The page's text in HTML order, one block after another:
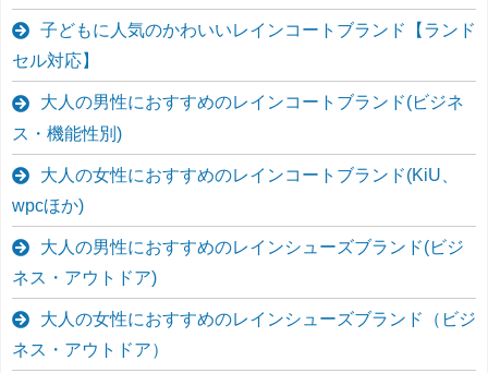
子どもに人気のかわいいレインコートブランド【ランド
セル対応】
大人の男性におすすめのレインコートブランド(ビジネ
ス・機能性別)
大人の女性におすすめのレインコートブランド(KiU、
wpcほか)
大人の男性におすすめのレインシューズブランド(ビジ
ネス・アウトドア)
大人の女性におすすめのレインシューズブランド（ビジ
ネス・アウトドア）